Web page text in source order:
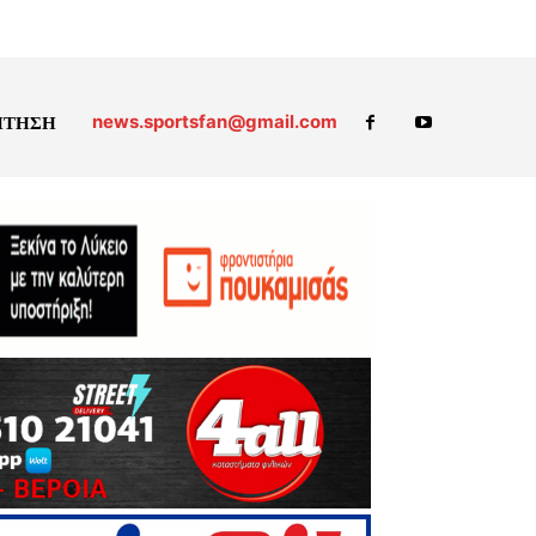
news.sportsfan@gmail.com